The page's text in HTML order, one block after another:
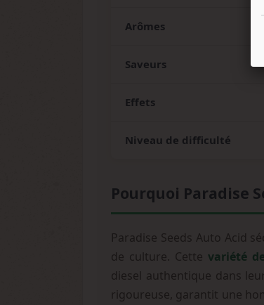
Arômes
Saveurs
Effets
Niveau de difficulté
Pourquoi Paradise
Paradise Seeds Auto Acid
de culture. Cette variété
diesel authentique dans
rigoureuse, garantit une